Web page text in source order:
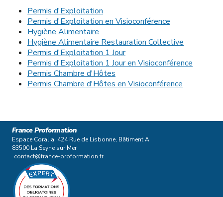
Permis d'Exploitation
Permis d'Exploitation en Visioconférence
Hygiène Alimentaire
Hygiène Alimentaire Restauration Collective
Permis d'Exploitation 1 Jour
Permis d'Exploitation 1 Jour en Visioconférence
Permis Chambre d'Hôtes
Permis Chambre d'Hôtes en Visioconférence
France Proformation
Espace Coralia, 424 Rue de Lisbonne, Bâtiment A
83500 La Seyne sur Mer
contact@france-proformation.fr